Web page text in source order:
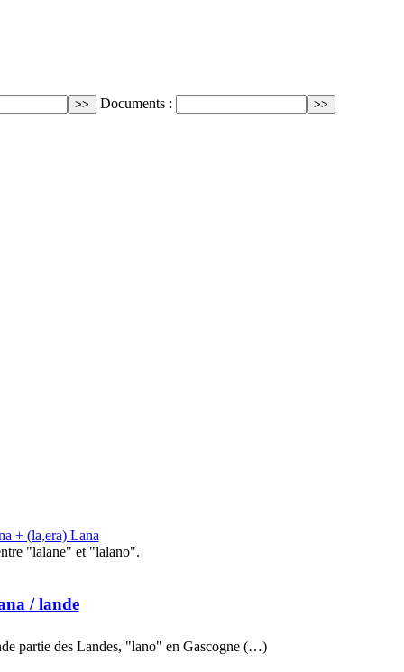
Documents :
+ (la,era) Lana
"lalane" et "lalano".
/ lande
partie des Landes, "lano" en Gascogne (…)